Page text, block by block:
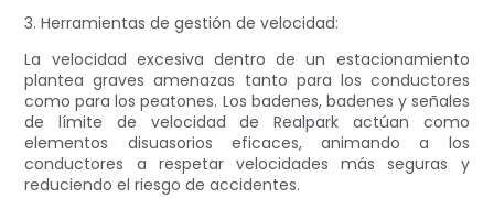
3. Herramientas de gestión de velocidad:
La velocidad excesiva dentro de un estacionamiento
plantea graves amenazas tanto para los conductores
como para los peatones. Los badenes, badenes y señales
de límite de velocidad de Realpark actúan como
elementos disuasorios eficaces, animando a los
conductores a respetar velocidades más seguras y
reduciendo el riesgo de accidentes.